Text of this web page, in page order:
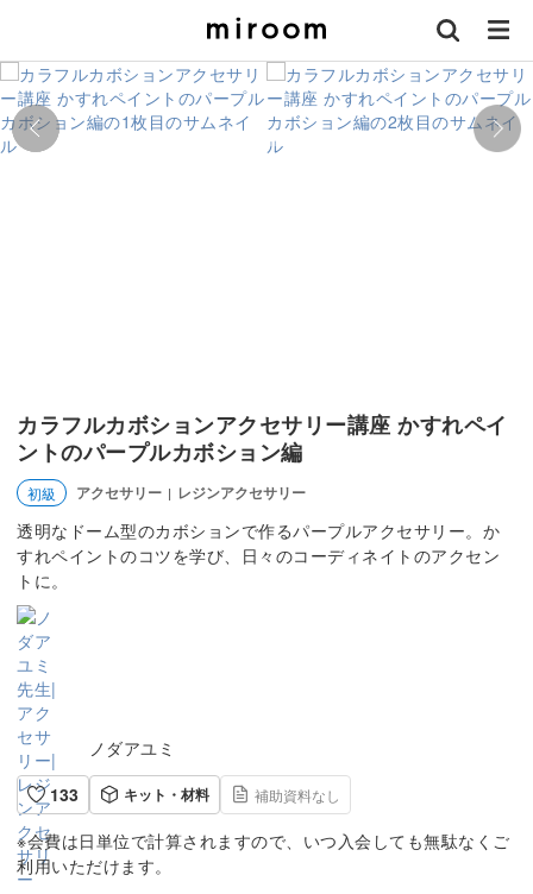
カラフルカボションアクセサリー講座 かすれペイ
ントのパープルカボション編
初級 アクセサリー | レジンアクセサリー
透明なドーム型のカボションで作るパープルアクセサリー。か
すれペイントのコツを学び、日々のコーディネイトのアクセン
トに。
ノダアユミ
133
キット・材料 補助資料なし
※会費は日単位で計算されますので、いつ入会しても無駄なくご
利用いただけます。